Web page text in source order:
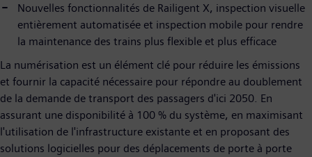
Nouvelles fonctionnalités de Railigent X, inspection visuelle
entièrement automatisée et inspection mobile pour rendre
la maintenance des trains plus flexible et plus efficace
La numérisation est un élément clé pour réduire les émissions
et fournir la capacité nécessaire pour répondre au doublement
de la demande de transport des passagers d'ici 2050. En
assurant une disponibilité à 100 % du système, en maximisant
l'utilisation de l'infrastructure existante et en proposant des
solutions logicielles pour des déplacements de porte à porte